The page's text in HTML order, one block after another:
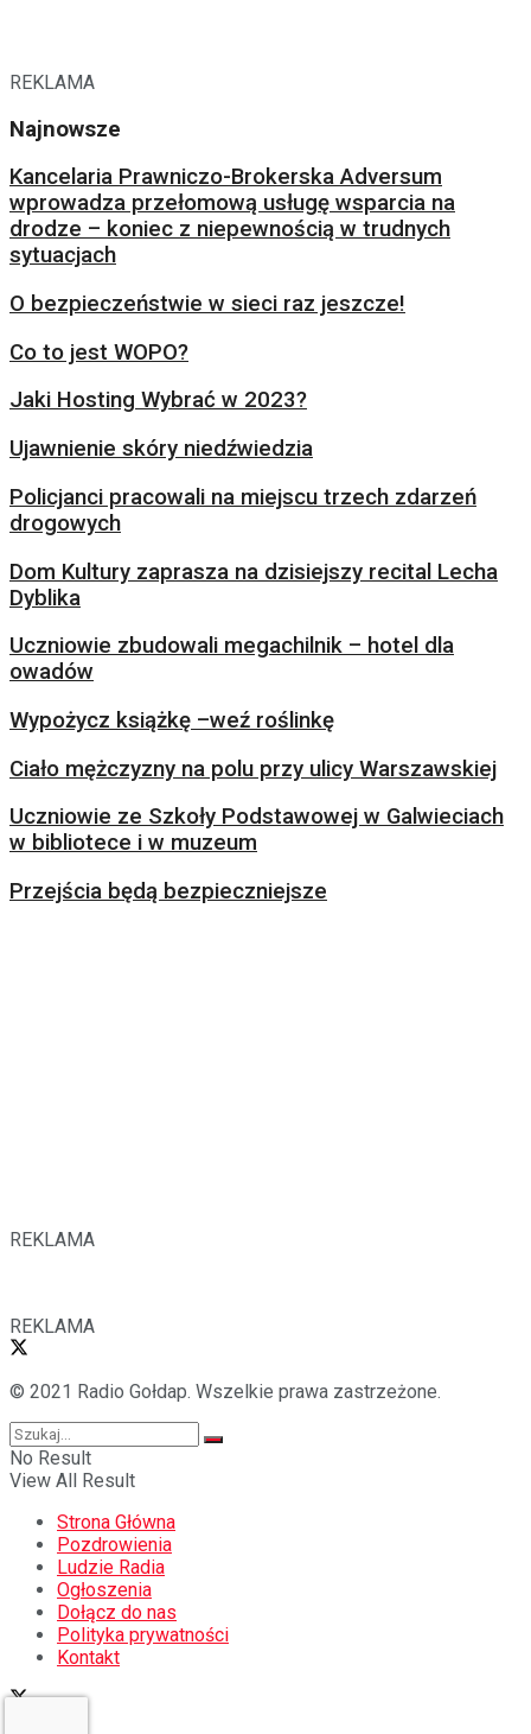
REKLAMA
Najnowsze
Kancelaria Prawniczo-Brokerska Adversum
wprowadza przełomową usługę wsparcia na
drodze – koniec z niepewnością w trudnych
sytuacjach
O bezpieczeństwie w sieci raz jeszcze!
Co to jest WOPO?
Jaki Hosting Wybrać w 2023?
Ujawnienie skóry niedźwiedzia
Policjanci pracowali na miejscu trzech zdarzeń
drogowych
Dom Kultury zaprasza na dzisiejszy recital Lecha
Dyblika
Uczniowie zbudowali megachilnik – hotel dla
owadów
Wypożycz książkę –weź roślinkę
Ciało mężczyzny na polu przy ulicy Warszawskiej
Uczniowie ze Szkoły Podstawowej w Galwieciach
w bibliotece i w muzeum
Przejścia będą bezpieczniejsze
REKLAMA
REKLAMA
© 2021 Radio Gołdap. Wszelkie prawa zastrzeżone.
No Result
View All Result
Strona Główna
Pozdrowienia
Ludzie Radia
Ogłoszenia
Dołącz do nas
Polityka prywatności
Kontakt